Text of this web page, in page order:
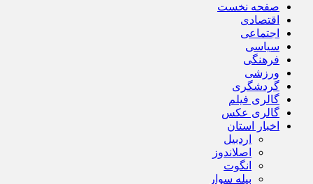
صفحه نخست
اقتصادی
اجتماعی
سیاسی
فرهنگی
ورزشی
گردشگری
گالری فیلم
گالری عکس
اخبار استان
اردبیل
اصلاندوز
انگوت
بیله سوار